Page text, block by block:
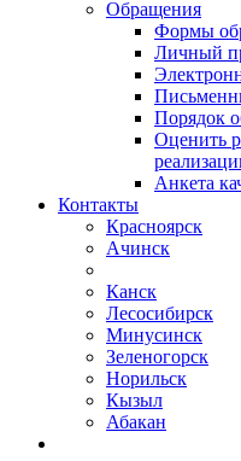
Обращения
Формы
Личный
Порядок
Оценить
Анкета
Контакты
Красноярск
Ачинск
Канск
Лесосибирск
Минусинск
Зеленогорск
Норильск
Кызыл
Абакан